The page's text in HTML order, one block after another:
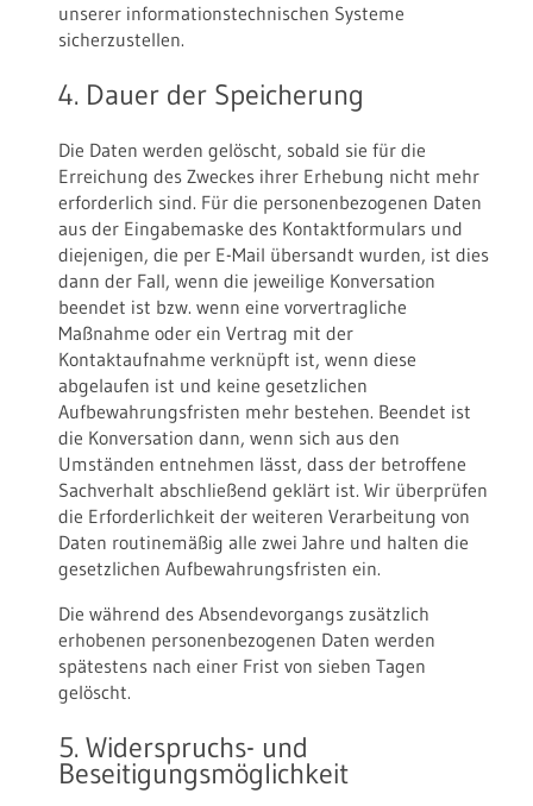
unserer informationstechnischen Systeme
sicherzustellen.
4. Dauer der Speicherung
Die Daten werden gelöscht, sobald sie für die
Erreichung des Zweckes ihrer Erhebung nicht mehr
erforderlich sind. Für die personenbezogenen Daten
aus der Eingabemaske des Kontaktformulars und
diejenigen, die per E-Mail übersandt wurden, ist dies
dann der Fall, wenn die jeweilige Konversation
beendet ist bzw. wenn eine vorvertragliche
Maßnahme oder ein Vertrag mit der
Kontaktaufnahme verknüpft ist, wenn diese
abgelaufen ist und keine gesetzlichen
Aufbewahrungsfristen mehr bestehen. Beendet ist
die Konversation dann, wenn sich aus den
Umständen entnehmen lässt, dass der betroffene
Sachverhalt abschließend geklärt ist. Wir überprüfen
die Erforderlichkeit der weiteren Verarbeitung von
Daten routinemäßig alle zwei Jahre und halten die
gesetzlichen Aufbewahrungsfristen ein.
Die während des Absendevorgangs zusätzlich
erhobenen personenbezogenen Daten werden
spätestens nach einer Frist von sieben Tagen
gelöscht.
5. Widerspruchs- und
Beseitigungsmöglichkeit